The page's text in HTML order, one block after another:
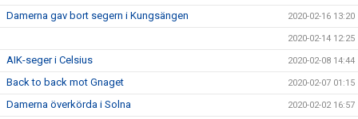
Damerna gav bort segern i Kungsängen 2020-02-16 13:20
2020-02-14 12:25
AIK-seger i Celsius 2020-02-08 14:44
Back to back mot Gnaget 2020-02-07 01:15
Damerna överkörda i Solna 2020-02-02 16:57